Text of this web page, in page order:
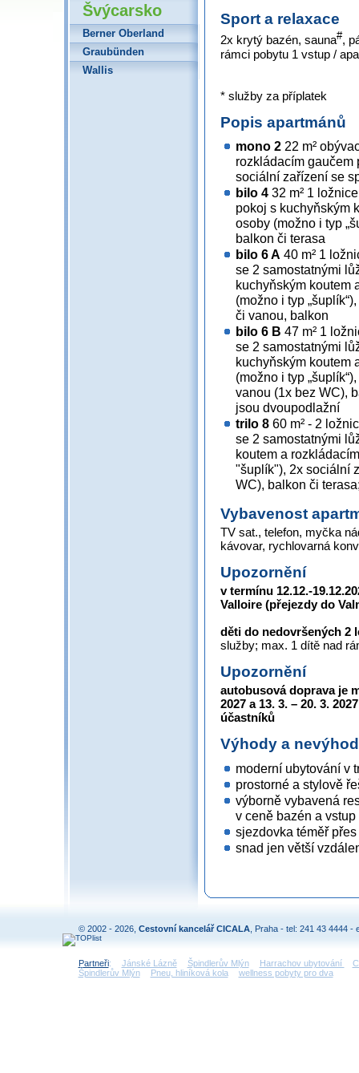
Sport a relaxace
2x krytý bazén, sauna#,
rámci pobytu 1 vstup /
* služby za příplatek
Popis apartmánů
mono 2 22 m²
rozkládacím gaučem
sociální zařízení se
bilo 4 32 m² 1
pokoj s kuchyňským
osoby (možno i typ
balkon či terasa
bilo 6 A 40 m² 1
se 2 samostatnými
kuchyňským koutem
(možno i typ
či vanou, balkon
bilo 6 B 47 m² 1
se 2 samostatnými
kuchyňským koutem
(možno i typ
vanou (1x bez WC),
jsou dvoupodlažní
trilo 8 60 m² - 2
se 2 samostatnými
koutem a
"šuplík"), 2x sociální
WC), balkon či
Vybavenost
TV sat., telefon, myčka
kávovar, rychlovarná
Upozornění
v termínu 12.12.-
Valloire (přejezdy do
děti do nedovršených 2
služby; max. 1 dítě nad
Upozornění
autobusová doprava je
2027 a 13. 3. – 20. 3.
účastníků
Výhody a
moderní ubytování v
prostorné a stylově
výborně vybavená
v ceně bazén a
sjezdovka téměř
snad jen větší
Švýcarsko
Berner Oberland
Graubünden
Wallis
© 2002 - 2026, Cestovní kancelář CICALA , Praha - tel: 241 43 4444 -
Partneři: Jánské Lázně Špindlerův Mlýn Harrachov ubytování
Špindlerův Mlýn
Pneu, hliníková kola wellness pobyty pro dva